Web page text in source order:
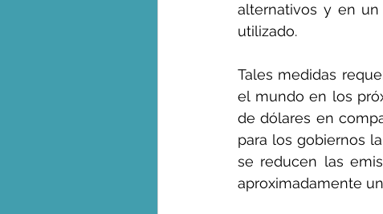
alternativos y en
utilizado.
Tales medidas
el mundo en los
de dólares en
para los gobiernos
se reducen las
aproximadamente